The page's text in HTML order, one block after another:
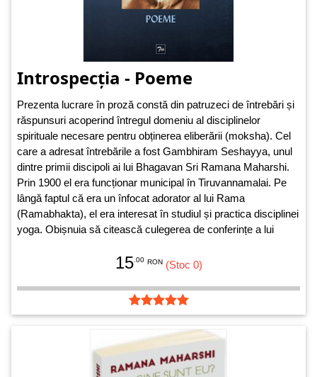
Introspecția - Poeme
Prezenta lucrare în proză constă din patruzeci de întrebări și
răspunsuri acoperind întregul domeniu al disciplinelor
spirituale necesare pentru obținerea eliberării (moksha). Cel
care a adresat întrebările a fost Gambhiram Seshayya, unul
dintre primii discipoli ai lui Bhagavan Sri Ramana Maharshi.
Prin 1900 el era funcționar municipal în Tiruvannamalai. Pe
lângă faptul că era un înfocat adorator al lui Rama
(Ramabhakta), el era interesat în studiul și practica disciplinei
yoga. Obișnuia să citească culegerea de conferințe a lui
asemenea o traducere în limba engleză a lucrării Rama-Gita
15 .00 RON (Stoc 0)